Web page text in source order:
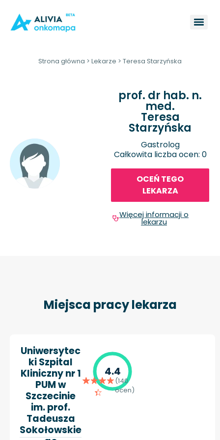
Strona główna > Lekarze > Teresa Starzyńska
prof. dr hab. n.
med.
Teresa
Starzyńska
Gastrolog
Całkowita liczba ocen: 0
OCEŃ TEGO
LEKARZA
Więcej informacji o
lekarzu
Miejsca pracy lekarza
Uniwersytec
ki Szpital
Kliniczny nr 1
PUM w
Szczecinie
im. prof.
Tadeusza
Sokołowskie
4.4
(140
ocen)